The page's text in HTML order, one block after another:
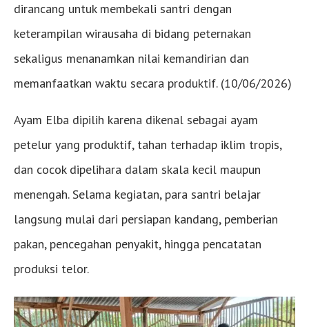
dirancang untuk membekali santri dengan
keterampilan wirausaha di bidang peternakan
sekaligus menanamkan nilai kemandirian dan
memanfaatkan waktu secara produktif. (10/06/2026)
Ayam Elba dipilih karena dikenal sebagai ayam
petelur yang produktif, tahan terhadap iklim tropis,
dan cocok dipelihara dalam skala kecil maupun
menengah. Selama kegiatan, para santri belajar
langsung mulai dari persiapan kandang, pemberian
pakan, pencegahan penyakit, hingga pencatatan
produksi telor.